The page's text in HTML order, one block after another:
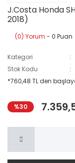
J.Costa Honda
2018)
(0) Yorum - 0 Puan
Kategori
Stok Kodu
*760,48 TL den
%30